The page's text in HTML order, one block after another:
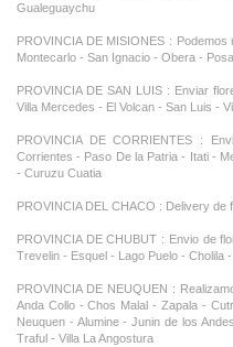
Gualeguaychu
PROVINCIA DE MISIONES :
Montecarlo - San Ignacio - Obera -
PROVINCIA DE SAN LUIS : Enviar
Villa Mercedes - El Volcan - San Luis -
PROVINCIA DE CORRIENTES :
Corrientes - Paso De la Patria - Itati -
- Curuzu Cuatia
PROVINCIA DEL CHACO : Delivery
PROVINCIA DE CHUBUT : Envio de
Trevelin - Esquel - Lago Puelo - Cholila
PROVINCIA DE NEUQUEN :
Anda Collo - Chos Malal - Zapala -
Neuquen - Alumine - Junin de los
Traful - Villa La Angostura